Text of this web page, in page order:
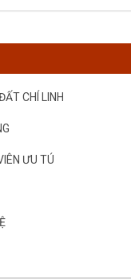
CHÍ LINH
ƯU TÚ